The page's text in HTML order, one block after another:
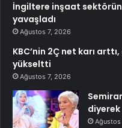
İngiltere inşaat
yavaşladı
Ağustos 7, 2026
KBC’nin 2Ç net karı
yükseltti
Ağustos 7, 2026
Ağustos